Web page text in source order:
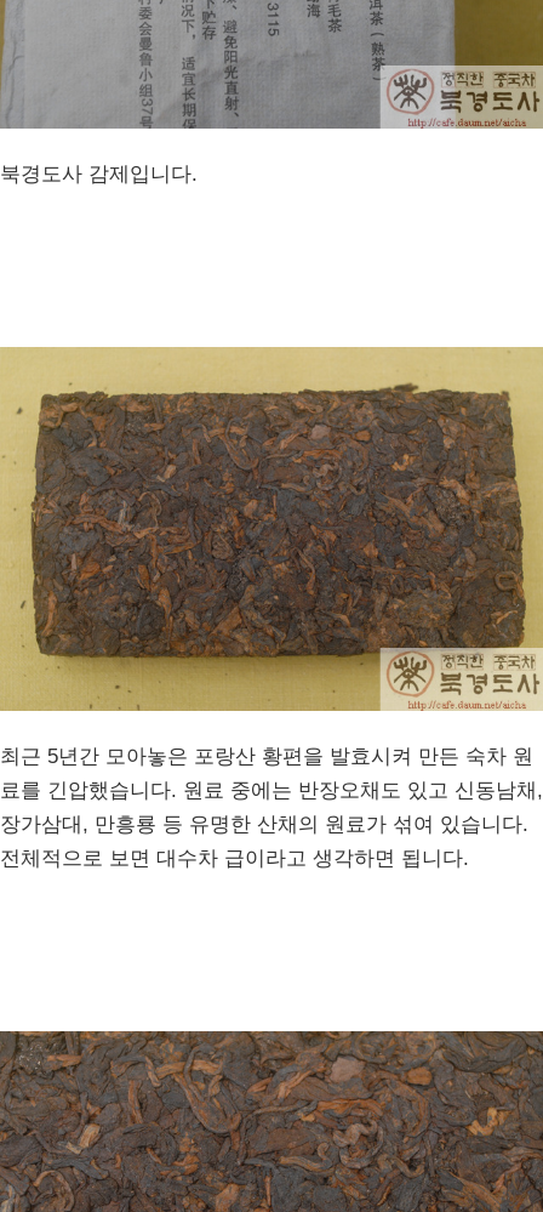
북경도사 감제입니다.
최근 5년간 모아놓은 포랑산 황편을 발효시켜 만든 숙차 원
료를 긴압했습니다. 원료 중에는 반장오채도 있고 신동남채,
장가삼대, 만흥룡 등 유명한 산채의 원료가 섞여 있습니다.
전체적으로 보면 대수차 급이라고 생각하면 됩니다.